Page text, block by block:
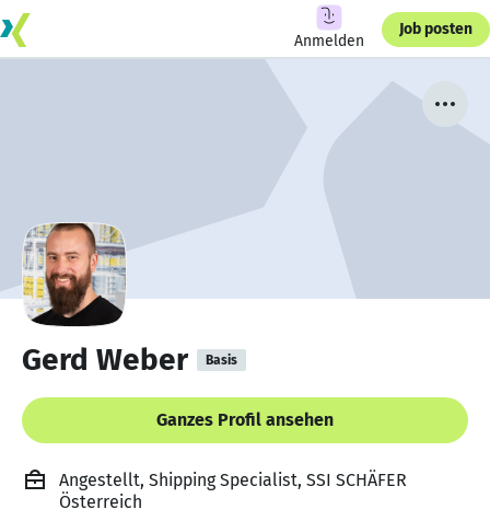
Anmelden
Job posten
Gerd Weber Basis
Ganzes Profil ansehen
Angestellt, Shipping Specialist, SSI SCHÄFER
Österreich